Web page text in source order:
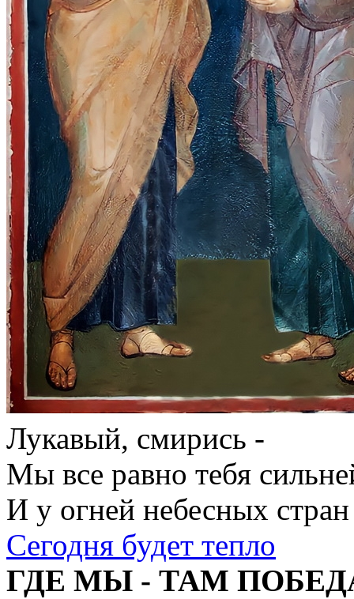
Лукавый, смирись -
Мы все равно тебя
И у огней небесных стран
Сегодня будет тепло
ГДЕ МЫ - ТАМ